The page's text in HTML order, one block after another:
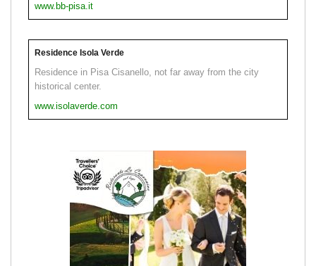
www.bb-pisa.it
Residence Isola Verde
Residence in Pisa Cisanello, not far away from the city
historical center.
www.isolaverde.com